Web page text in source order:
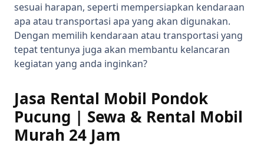
sesuai harapan, seperti mempersiapkan kendaraan
apa atau transportasi apa yang akan digunakan.
Dengan memilih kendaraan atau transportasi yang
tepat tentunya juga akan membantu kelancaran
kegiatan yang anda inginkan?
Jasa Rental Mobil Pondok
Pucung | Sewa & Rental Mobil
Murah 24 Jam